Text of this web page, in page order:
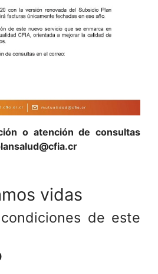
o atención de consultas
vidas
de este